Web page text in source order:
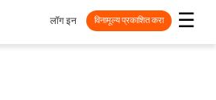
☰
लॉग इन विनामूल्य प्रकाशित करा